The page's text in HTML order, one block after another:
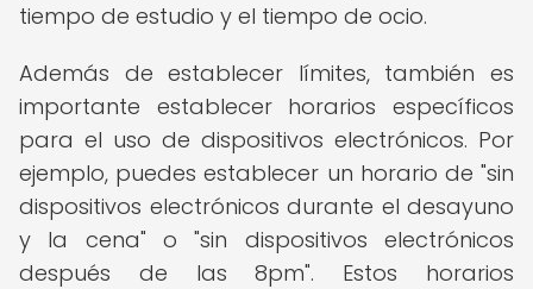
tiempo de estudio y el tiempo de ocio.
Además de establecer límites, también es
importante establecer horarios específicos
para el uso de dispositivos electrónicos. Por
ejemplo, puedes establecer un horario de "sin
dispositivos electrónicos durante el desayuno
y la cena" o "sin dispositivos electrónicos
después de las 8pm". Estos horarios